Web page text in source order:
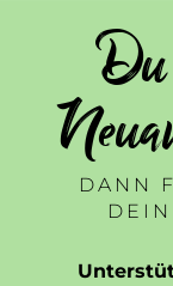
DANN